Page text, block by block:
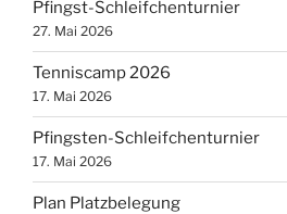
Pfingst-Schleifchenturnier
27. Mai 2026
Tenniscamp 2026
17. Mai 2026
Pfingsten-Schleifchenturnier
17. Mai 2026
Plan Platzbelegung